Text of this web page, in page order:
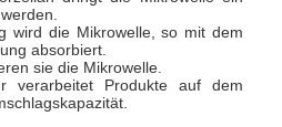
wird die Mikrowelle, so mit dem
absorbiert.
sie die Mikrowelle.
verarbeitet Produkte auf dem